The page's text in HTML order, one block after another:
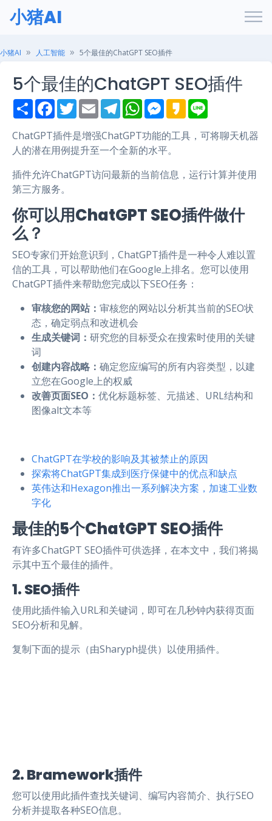
小猪AI
小猪AI 人工智能 5个最佳的ChatGPT SEO插件
5个最佳的ChatGPT SEO插件
S
h
r
e
F
a
e
b
o
k
T
w
t
t
e
E
m
i
l
T
e
e
g
r
m
W
h
t
s
A
p
M
e
s
e
n
e
r
K
a
a
o
e
ChatGPT插件是增强ChatGPT功能的工具，可将聊天机器
人的潜在用例提升至一个全新的水平。
插件允许ChatGPT访问最新的当前信息，运行计算并使用
第三方服务。
你可以用ChatGPT SEO插件做什
么？
SEO专家们开始意识到，ChatGPT插件是一种令人难以置
信的工具，可以帮助他们在Google上排名。您可以使用
ChatGPT插件来帮助您完成以下SEO任务：
审核您的网站： 审核您的网站以分析其当前的SEO状
态，确定弱点和改进机会
生成关键词： 研究您的目标受众在搜索时使用的关键
词
创建内容战略： 确定您应编写的所有内容类型，以建
立您在Google上的权威
改善页面SEO： 优化标题标签、元描述、URL结构和
图像alt文本等
ChatGPT在学校的影响及其被禁止的原因
探索将ChatGPT集成到医疗保健中的优点和缺点
英伟达和Hexagon推出一系列解决方案，加速工业数
字化
最佳的5个ChatGPT SEO插件
有许多ChatGPT SEO插件可供选择，在本文中，我们将揭
示其中五个最佳的插件。
1. SEO插件
使用此插件输入URL和关键词，即可在几秒钟内获得页面
SEO分析和见解。
复制下面的提示（由Sharyph提供）以使用插件。
2. Bramework插件
您可以使用此插件查找关键词、编写内容简介、执行SEO
分析并提取各种SEO信息。